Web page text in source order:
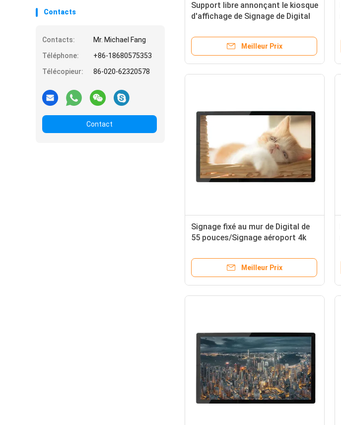
Contacts
Contacts:
Mr. Michael Fang
Téléphone:
+86-18680575353
Télécopieur:
86-020-62320578
Contact
Support libre annonçant le kiosque
d'affichage de Signage de Digital
Meilleur Prix
Signage fixé au mur de Digital de
55 pouces/Signage aéroport 4k
Meilleur Prix